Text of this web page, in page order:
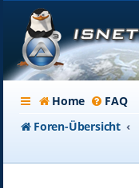
Home FAQ
Foren-Übersicht